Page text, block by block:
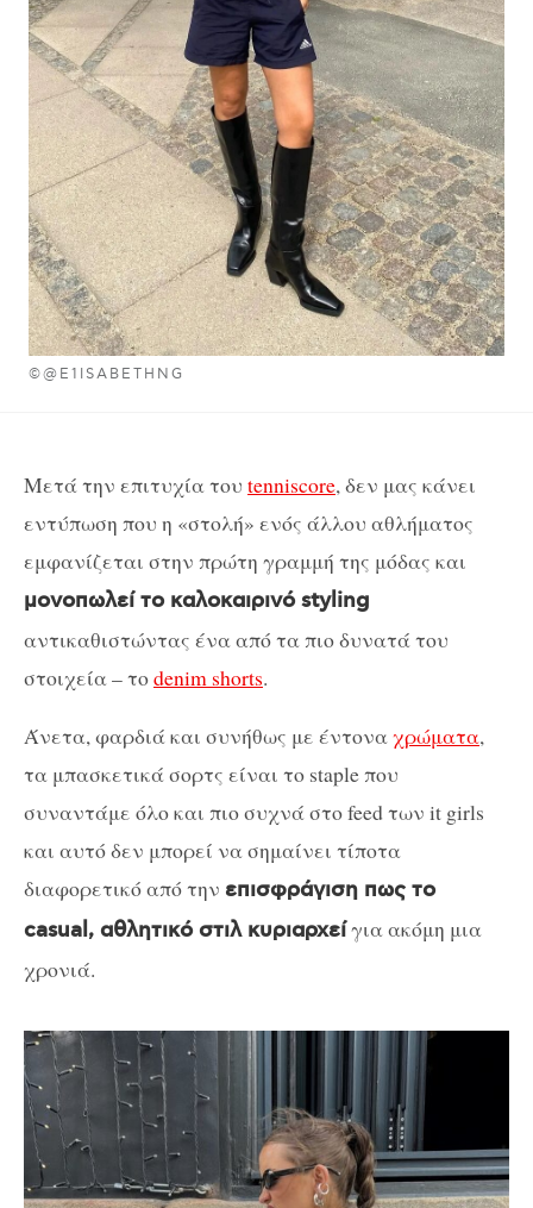
©@E1ISABETHNG
Μετά την επιτυχία του tenniscore, δεν μας κάνει
εντύπωση που η «στολή» ενός άλλου αθλήματος
εμφανίζεται στην πρώτη γραμμή της μόδας και
μονοπωλεί το καλοκαιρινό styling
αντικαθιστώντας ένα από τα πιο δυνατά του
στοιχεία – τοdenim shorts.
Άνετα, φαρδιά και συνήθως με έντοναχρώματα,
τα μπασκετικά σορτς είναι το staple που
συναντάμε όλο και πιο συχνά στο feed των it girls
και αυτό δεν μπορεί να σημαίνει τίποτα
διαφορετικό από την επισφράγιση πως το
casual, αθλητικό στιλ κυριαρχείγια ακόμη μια
χρονιά.